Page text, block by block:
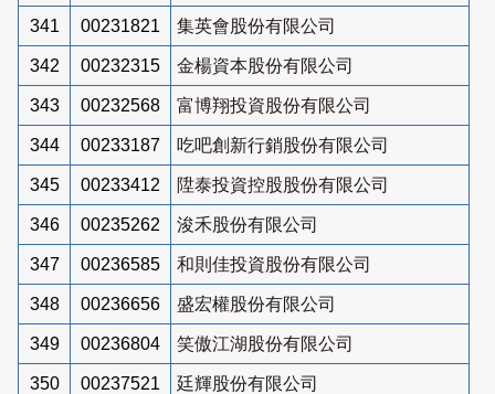
341 00231821 集英會股份有限公司
342 00232315 金楊資本股份有限公司
343 00232568 富博翔投資股份有限公司
344 00233187 吃吧創新行銷股份有限公司
345 00233412 陞泰投資控股股份有限公司
346 00235262 浚禾股份有限公司
347 00236585 和則佳投資股份有限公司
348 00236656 盛宏權股份有限公司
349 00236804 笑傲江湖股份有限公司
350 00237521
廷輝股份有限公司